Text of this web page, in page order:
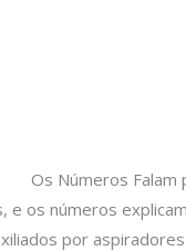
Os Números Falam
os números
por